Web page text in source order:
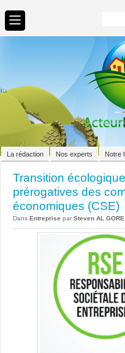
La rédaction Nos experts Notre
Transition
prérogatives des
économiques (CSE)
Dans Entreprise par Steven AL GORE